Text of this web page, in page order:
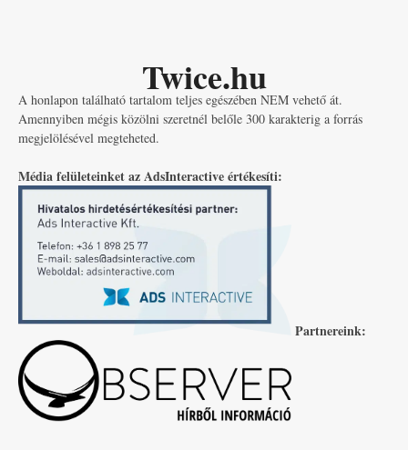
Twice.hu
A honlapon található tartalom teljes egészében NEM vehető át.
Amennyiben mégis közölni szeretnél belőle 300 karakterig a forrás
megjelölésével megteheted.
Média felületeinket az AdsInteractive értékesíti:
Partnereink: